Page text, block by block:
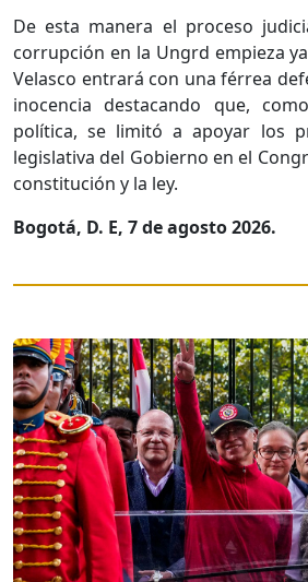
De esta manera el proceso
corrupción en la Ungrd empieza
Velasco entrará con una férrea
inocencia destacando que,
política, se limitó a apoyar los
legislativa del Gobierno en el
constitución y la ley.
Bogotá, D. E, 7 de agosto 2026.